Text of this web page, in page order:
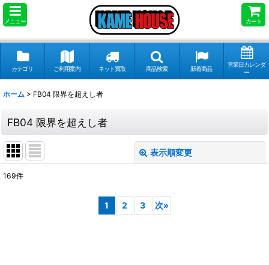
メニュー カート
カテゴリ ご利用案内 ネット買取 商品検索 新着商品
営業日カレンダ
ー
ホーム > FB04 限界を超えし者
FB04 限界を超えし者
表示順変更
169件
1 2 3 次»